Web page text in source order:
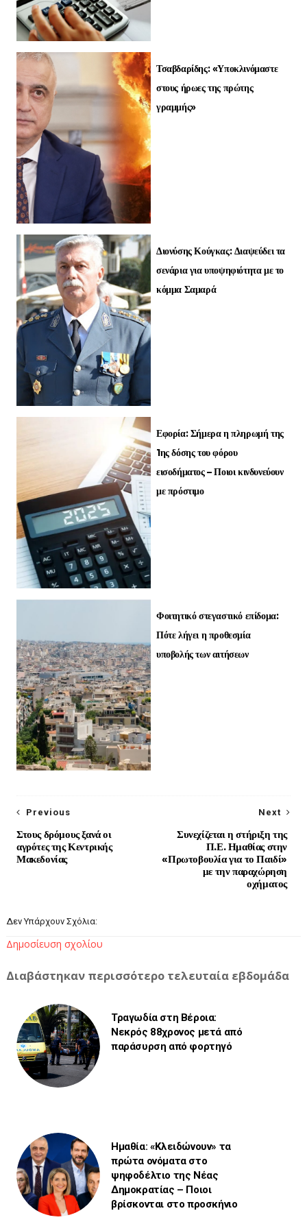
Τσαβδαρίδης: «Υποκλινόμαστε
στους ήρωες της πρώτης
γραμμής»
Διονύσης Κούγκας: Διαψεύδει τα
σενάρια για υποψηφιότητα με το
κόμμα Σαμαρά
Εφορία: Σήμερα η πληρωμή της
1ης δόσης του φόρου
εισοδήματος – Ποιοι κινδυνεύουν
με πρόστιμο
Φοιτητικό στεγαστικό επίδομα:
Πότε λήγει η προθεσμία
υποβολής των αιτήσεων
Next
Συνεχίζεται η στήριξη της
Π.Ε. Ημαθίας στην
«Πρωτοβουλία για το Παιδί»
με την παραχώρηση
οχήματος
Previous
Στους δρόμους ξανά οι
αγρότες της Κεντρικής
Μακεδονίας
Δεν Υπάρχουν Σχόλια:
Δημοσίευση σχολίου
Διαβάστηκαν περισσότερο τελευταία εβδομάδα
Τραγωδία στη Βέροια:
Νεκρός 88χρονος μετά από
παράσυρση από φορτηγό
Ημαθία: «Κλειδώνουν» τα
πρώτα ονόματα στο
ψηφοδέλτιο της Νέας
Δημοκρατίας – Ποιοι
βρίσκονται στο προσκήνιο